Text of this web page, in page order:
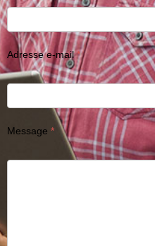
Adresse e-mail
Message